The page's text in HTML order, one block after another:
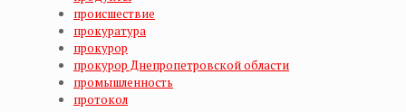
происшествие
прокуратура
прокурор
прокурор Днепропетровской области
промышленность
протокол